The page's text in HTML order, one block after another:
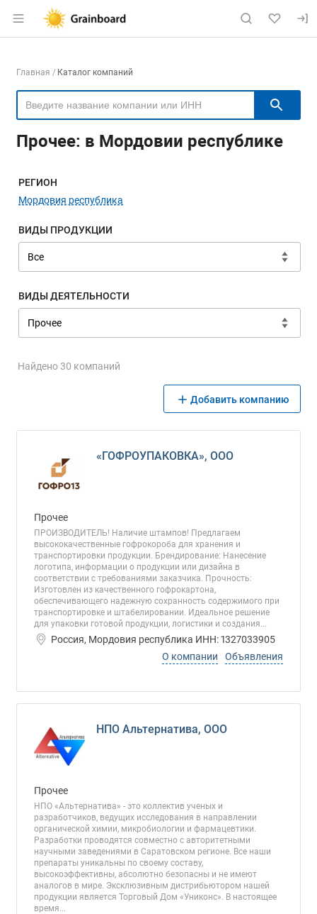
Раздел навигации по сайту
Навигация по компаниям
Главная Каталог компаний
Прочее: в Мордовии республике
Меню навигации
РЕГИОН
Мордовия республика
ВИДЫ ПРОДУКЦИИ
ВИДЫ ДЕЯТЕЛЬНОСТИ
Найдено 30 компаний
Добавить компанию
«ГОФРОУПАКОВКА», ООО
Прочее
ПРОИЗВОДИТЕЛЬ! Наличие штампов! Предлагаем
высококачественные гофрокороба для хранения и
транспортировки продукции. Брендирование: Нанесение
логотипа, информации о продукции или дизайна в
соответствии с требованиями заказчика. Прочность:
Изготовлен из качественного гофрокартона,
обеспечивающего надежную сохранность содержимого при
транспортировке и штабелировании. Идеальное решение
для упаковки готовой продукции, логистики и создания...
Россия, Мордовия республика ИНН: 1327033905
О компании
Объявления
НПО Альтернатива, ООО
Прочее
НПО «Альтернатива» - это коллектив ученых и
разработчиков, ведущих исследования в направлении
органической химии, микробиологии и фармацевтики.
Разработки проводятся совместно с авторитетными
научными заведениями в Саратовском регионе. Все наши
препараты уникальны по своему составу,
высокоэффективны, абсолютно безопасны и не имеют
аналогов в мире. Эксклюзивным дистрибьютором нашей
продукции является Торговый Дом «Униконс». В настоящее
время...